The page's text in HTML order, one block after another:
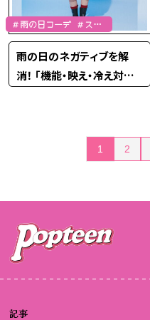
＃雨の日コーデ ＃スポ
ーティ
雨の日のネガティブを解
消！ 「機能・映え・冷え対策」
ー
ジ
送
り
1 2
記事